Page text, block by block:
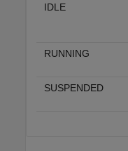
IDLE
RUNNING
SUSPENDED